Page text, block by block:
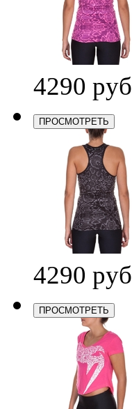
4290 руб
ПРОСМОТРЕТЬ
4290 руб
ПРОСМОТРЕТЬ